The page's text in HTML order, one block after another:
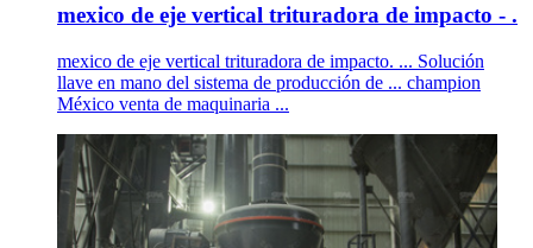
mexico de eje vertical trituradora de impacto - .
mexico de eje vertical trituradora de impacto. ... Solución
llave en mano del sistema de producción de ... champion
México venta de maquinaria ...